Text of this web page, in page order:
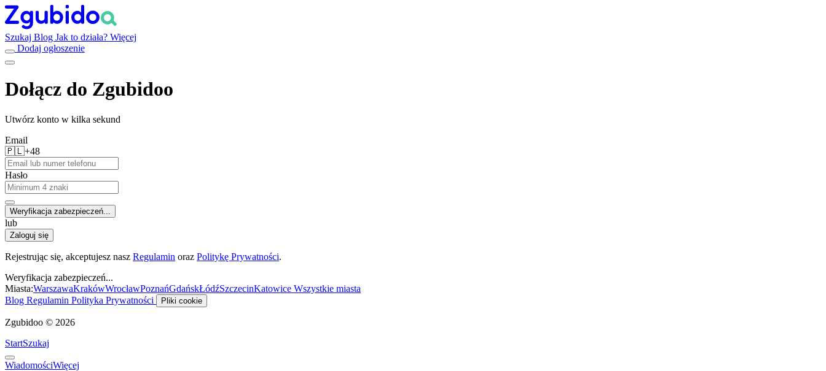
Szukaj Blog Jak to działa? Więcej
Dodaj ogłoszenie
Dołącz do Zgubidoo
Utwórz konto w kilka sekund
Email
🇵🇱+48
Hasło
Weryfikacja zabezpieczeń...
lub
Zaloguj się
Rejestrując się, akceptujesz nasz Regulamin oraz Politykę Prywatności.
Weryfikacja zabezpieczeń...
Miasta:WarszawaKrakówWrocławPoznańGdańskŁódźSzczecinKatowice Wszystkie miasta
Blog Regulamin Polityka Prywatności Pliki cookie
Zgubidoo © 2026
StartSzukaj
WiadomościWięcej